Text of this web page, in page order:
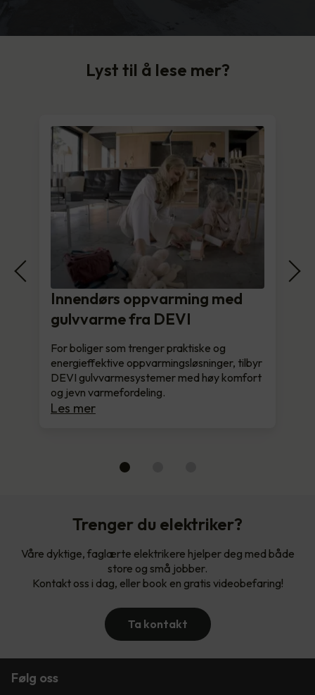
Lyst til å lese mer?
Innendørs oppvarming med
gulvvarme fra DEVI
For boliger som trenger praktiske og
energieffektive oppvarmingsløsninger, tilbyr
DEVI gulvvarmesystemer med høy komfort
og jevn varmefordeling.
Les mer
Trenger du elektriker?
Våre dyktige, faglærte elektrikere hjelper deg med både
store og små jobber.
Kontakt oss i dag, eller book en gratis videobefaring!
Ta kontakt
Følg oss